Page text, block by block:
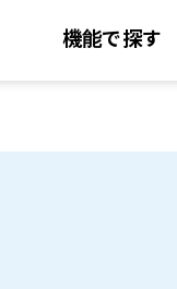
機能で探す